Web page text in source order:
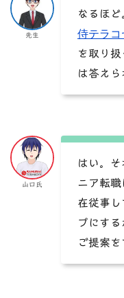
先生
なるほど
侍テラコ
を取り
は答えら
山口氏
はい。
ニア転
在従事し
プにす
ご提案を